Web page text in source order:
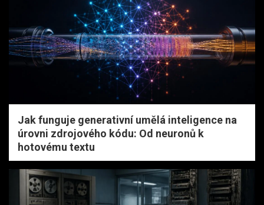
Jak funguje generativní umělá inteligence na
úrovni zdrojového kódu: Od neuronů k
hotovému textu